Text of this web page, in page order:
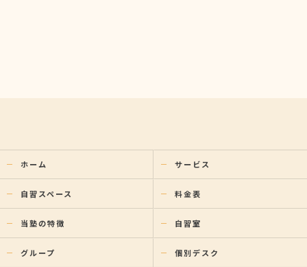
ホーム サービス
自習スペース 料金表
当塾の特徴 自習室
グループ 個別デスク